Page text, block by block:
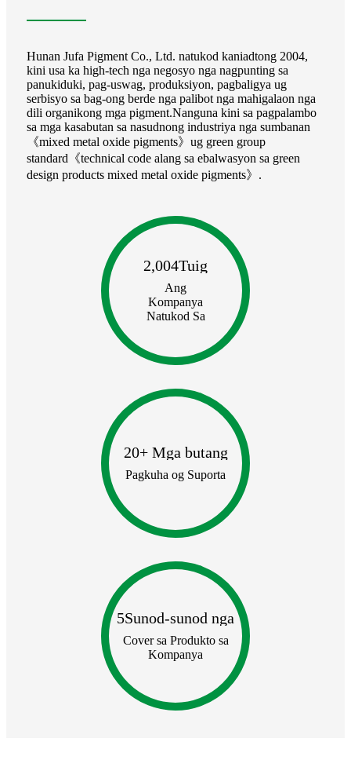
Hunan Jufa Pigment Co., Ltd. natukod kaniadtong 2004,
kini usa ka high-tech nga negosyo nga nagpunting sa
panukiduki, pag-uswag, produksiyon, pagbaligya ug
serbisyo sa bag-ong berde nga palibot nga mahigalaon nga
dili organikong mga pigment.Nanguna kini sa pagpalambo
sa mga kasabutan sa nasudnong industriya nga sumbanan
《mixed metal oxide pigments》ug green group
standard《technical code alang sa ebalwasyon sa green
design products mixed metal oxide pigments》.
2,004Tuig
Ang
Kompanya
Natukod Sa
20+ Mga butang
Pagkuha og Suporta
5Sunod-sunod nga
Cover sa Produkto sa
Kompanya